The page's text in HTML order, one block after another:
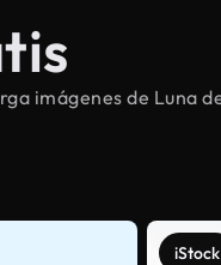
imágenes de Luna
iStock